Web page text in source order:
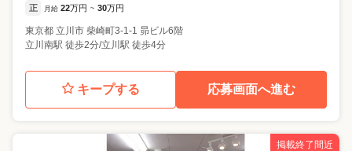
正 月給 22万円 ~ 30万円
東京都 立川市 柴崎町3-1-1 昴ビル6階
立川南駅 徒歩2分/立川駅 徒歩4分
キープする 応募画面へ進む
掲載終了間近